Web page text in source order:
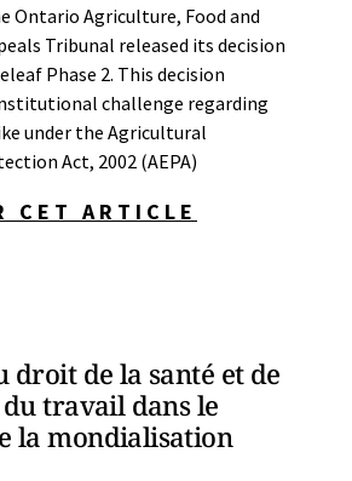
Ontario Agriculture, Food and
Tribunal released its decision
Phase 2. This decision
challenge regarding
under the Agricultural
Act, 2002 (AEPA)
CET ARTICLE
droit de la santé et de
travail dans le
la mondialisation